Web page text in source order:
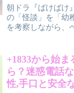
朝ドラ『ばけばけ
の「怪談」を「幼
を考察しながら、
マをわかりやすく
+1833から始
ら？迷惑電話
性,手口と安全